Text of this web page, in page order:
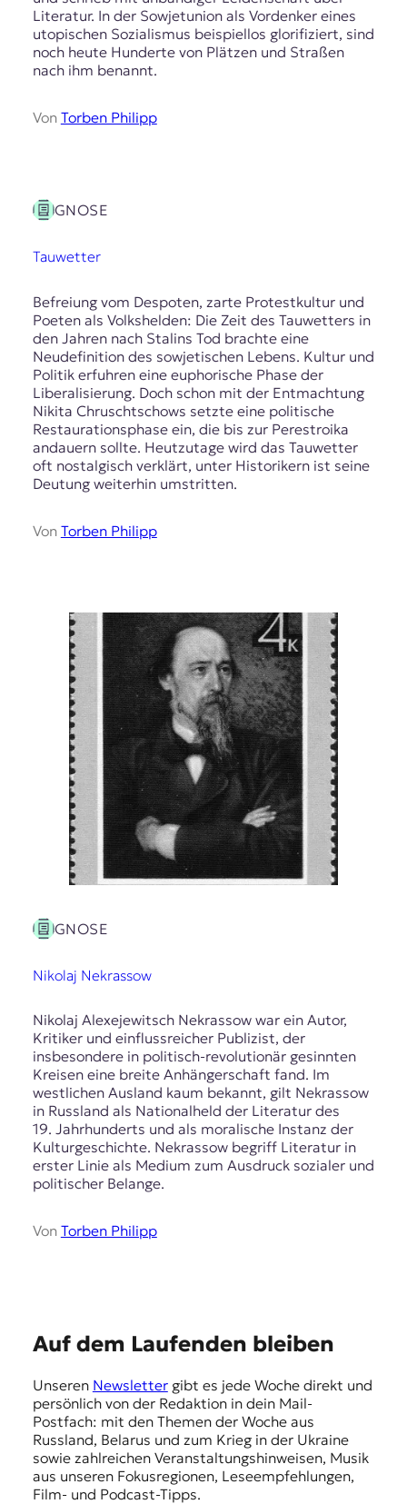
Literatur. In der Sowjetunion als Vordenker eines
utopischen Sozialismus beispiellos glorifiziert, sind
noch heute Hunderte von Plätzen und Straßen
nach ihm benannt.
Von Torben Philipp
GNOSE
Tauwetter
Befreiung vom Despoten, zarte Protestkultur und
Poeten als Volkshelden: Die Zeit des Tauwetters in
den Jahren nach Stalins Tod brachte eine
Neudefinition des sowjetischen Lebens. Kultur und
Politik erfuhren eine euphorische Phase der
Liberalisierung. Doch schon mit der Entmachtung
Nikita Chruschtschows setzte eine politische
Restaurationsphase ein, die bis zur Perestroika
andauern sollte. Heutzutage wird das Tauwetter
oft nostalgisch verklärt, unter Historikern ist seine
Deutung weiterhin umstritten.
Von Torben Philipp
GNOSE
Nikolaj Nekrassow
Nikolaj Alexejewitsch Nekrassow war ein Autor,
Kritiker und einflussreicher Publizist, der
insbesondere in politisch-revolutionär gesinnten
Kreisen eine breite Anhängerschaft fand. Im
westlichen Ausland kaum bekannt, gilt Nekrassow
in Russland als Nationalheld der Literatur des
19. Jahrhunderts und als moralische Instanz der
Kulturgeschichte. Nekrassow begriff Literatur in
erster Linie als Medium zum Ausdruck sozialer und
politischer Belange.
Von Torben Philipp
Auf dem Laufenden bleiben
Unseren Newslettergibt es jede Woche direkt und
persönlich von der Redaktion in dein Mail-
Postfach: mit den Themen der Woche aus
Russland, Belarus und zum Krieg in der Ukraine
sowie zahlreichen Veranstaltungshinweisen, Musik
aus unseren Fokusregionen, Leseempfehlungen,
Film- und Podcast-Tipps.